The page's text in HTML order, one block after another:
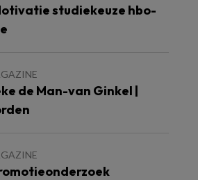
studiekeuze hbo-
de Man-van Ginkel |